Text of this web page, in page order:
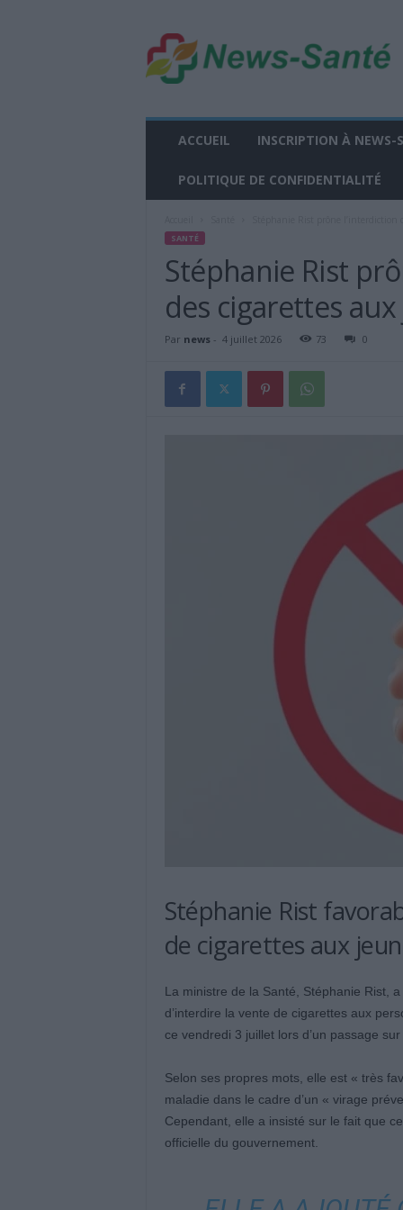
w
s
ACCUEIL INSCRIPTION À NEWS-
POLITIQUE DE CONFIDENTIALITÉ
SANTÉ
Stéphanie Rist
des cigarettes
Par news- 4 juillet 2026 73 0
Stéphanie Rist
de cigarettes aux
La ministre de la Santé, Stéphanie Rist,
d’interdire la vente de cigarettes aux
ce vendredi 3 juillet lors d’un passage sur
Selon ses propres mots, elle est « très
maladie dans le cadre d’un « virage
Cependant, elle a insisté sur le fait que
officielle du gouvernement.